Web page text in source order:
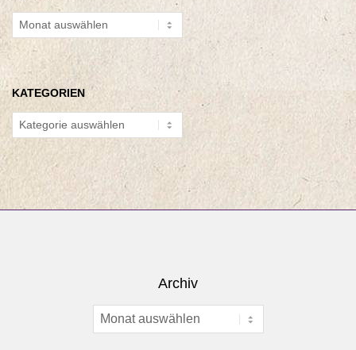
Archiv
KATEGORIEN
Kategorien
Archiv
Archiv